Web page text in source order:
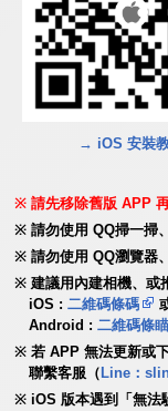
→ iOS 安裝
請先移除舊版 APP
請勿使用 QQ掃一掃
請勿使用 QQ瀏覽器
建議用內建相機、或
iOS :二維碼條碼
Android :二維碼條
若 APP 無法更新或
聯繫客服（ Line：
iOS 版本遇到「無法